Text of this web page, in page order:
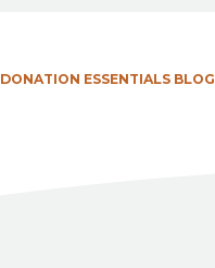
DONATION ESSENTIALS BLOG